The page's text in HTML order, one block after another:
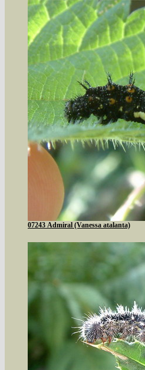
07243 Admiral (Vanessa atalanta)